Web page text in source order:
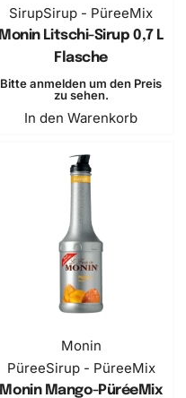
SirupSirup - PüreeMix
Monin Litschi-Sirup 0,7 L
Flasche
Bitte anmelden um den Preis
zu sehen.
In den Warenkorb
Monin
PüreeSirup - PüreeMix
Monin Mango-PüréeMix